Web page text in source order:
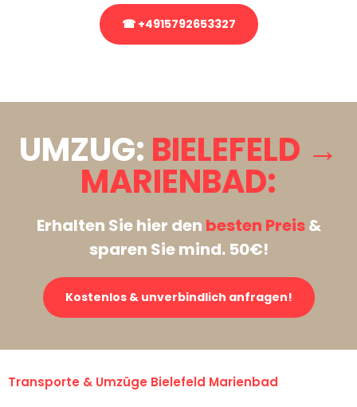
☎ +4915792653327
UMZUG: BIELEFELD →
MARIENBAD:
Erhalten Sie hier den besten Preis&
sparen Sie mind. 50€!
Kostenlos & unverbindlich anfragen!
Transporte & Umzüge Bielefeld Marienbad